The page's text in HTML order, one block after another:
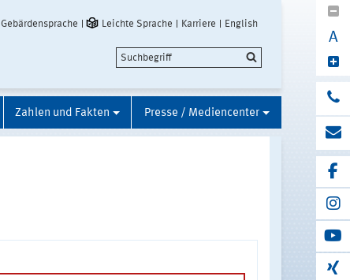
Gebärdensprache Leichte Sprache Karriere English
A
Zahlen und Fakten Presse / Mediencenter